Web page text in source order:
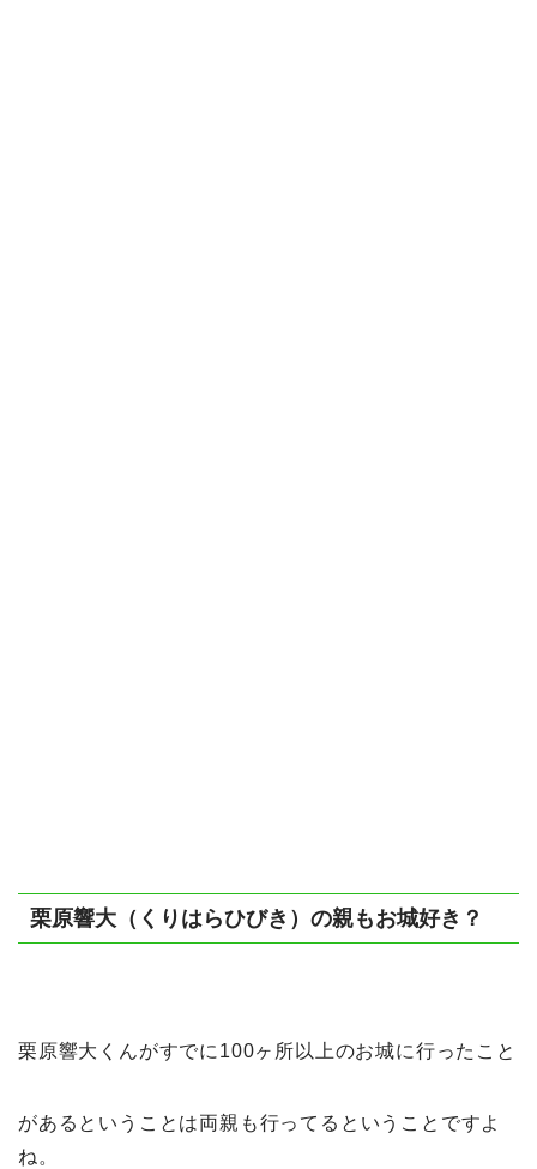
栗原響大（くりはらひびき）の親もお城好き？
栗原響大くんがすでに100ヶ所以上のお城に行ったこと
があるということは両親も行ってるということですよ
ね。